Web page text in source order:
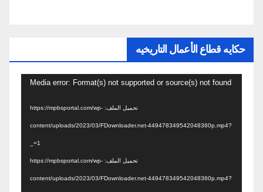
حكايه قطاع الأعمال التاريخيه
مشغل
Media error: Format(s) not supported or source(s) not found
تحميل الملف: https://mpbsportal.com/wp-
content/uploads/2023/03/FDownloader.net-449478349542048360p.mp4?
_=1
تحميل الملف: https://mpbsportal.com/wp-
content/uploads/2023/03/FDownloader.net-449478349542048360p.mp4?